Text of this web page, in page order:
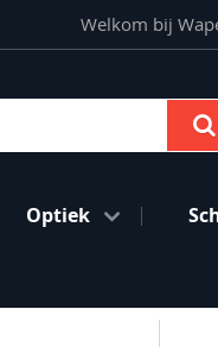
Welkom bij
Optiek